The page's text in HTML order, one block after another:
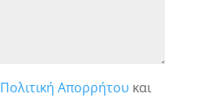
Πολιτική Απορρήτου και